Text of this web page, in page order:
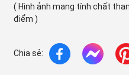
( Hình ảnh mang tính chất
điểm )
Chia sẻ: